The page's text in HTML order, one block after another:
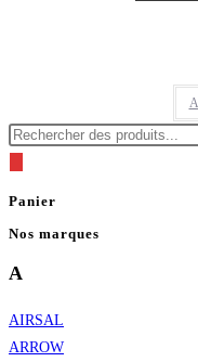
Recherche
Panier
Nos marques
A
AIRSAL
ARROW